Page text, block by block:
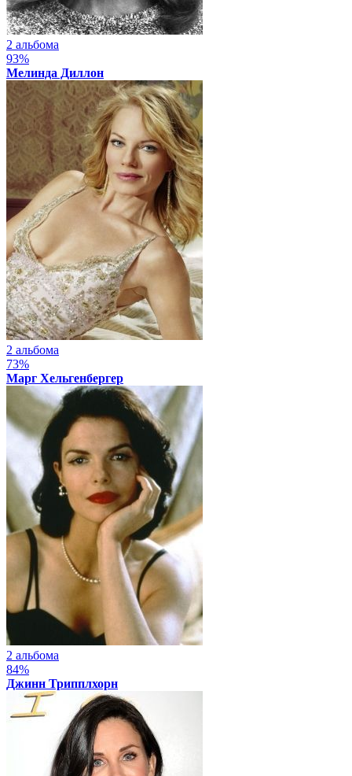
2 альбома
93%
Мелинда Диллон
2 альбома
73%
Марг Хельгенбергер
2 альбома
84%
Джинн Трипплхорн